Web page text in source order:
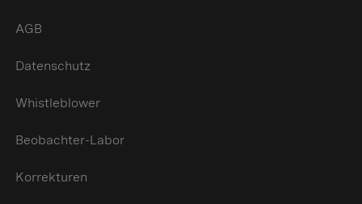
AGB
Datenschutz
Whistleblower
Beobachter-Labor
Korrekturen